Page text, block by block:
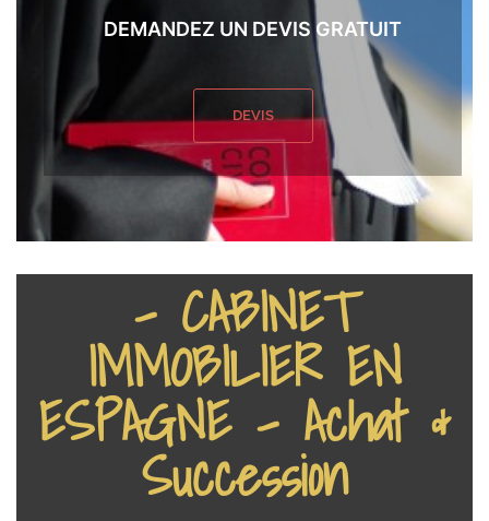
DEMANDEZ UN DEVIS GRATUIT
DEVIS
- CABINET
IMMOBILIER EN
ESPAGNE - Achat &
Succession